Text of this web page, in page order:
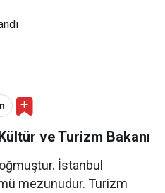
ve Turizm Bakanı
İstanbul
mezunudur. Turizm